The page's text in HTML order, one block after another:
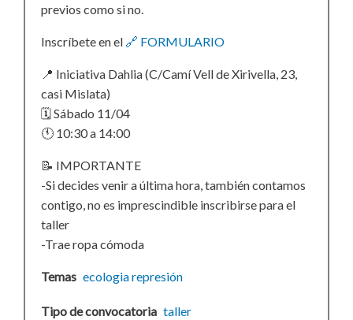
previos como si no.
Inscríbete en el 🔗 FORMULARIO
📍 Iniciativa Dahlia (C/Camí Vell de Xirivella, 23,
casi Mislata)
🗓 Sábado 11/04
🕚 10:30 a 14:00
📝 IMPORTANTE
-Si decides venir a última hora, también contamos
contigo, no es imprescindible inscribirse para el
taller
-Trae ropa cómoda
Temas ecologiarepresión
Tipo de convocatoria taller